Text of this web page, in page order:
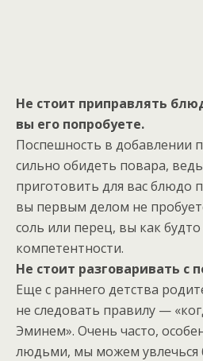
Не стоит приправлять
вы его попробуете.
Поспешность в добавлении
сильно обидеть повара, ведь
приготовить для вас блюдо
вы первым делом не
соль или перец, вы как
компетентности.
Не стоит разговаривать с
Еще с раннего детства
не следовать правилу —
Эминем». Очень часто,
людьми, мы можем увлечься